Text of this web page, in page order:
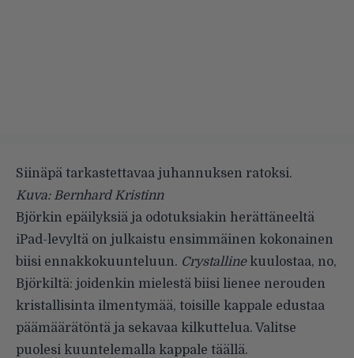
Siinäpä tarkastettavaa juhannuksen ratoksi.
Kuva: Bernhard Kristinn
Björkin epäilyksiä ja odotuksiakin herättäneeltä
iPad-levyltä on julkaistu ensimmäinen kokonainen
biisi ennakkokuunteluun. Crystallinekuulostaa, no,
Björkiltä: joidenkin mielestä biisi lienee nerouden
kristallisinta ilmentymää, toisille kappale edustaa
päämäärätöntä ja sekavaa kilkuttelua. Valitse
puolesi kuuntelemalla kappale täällä.